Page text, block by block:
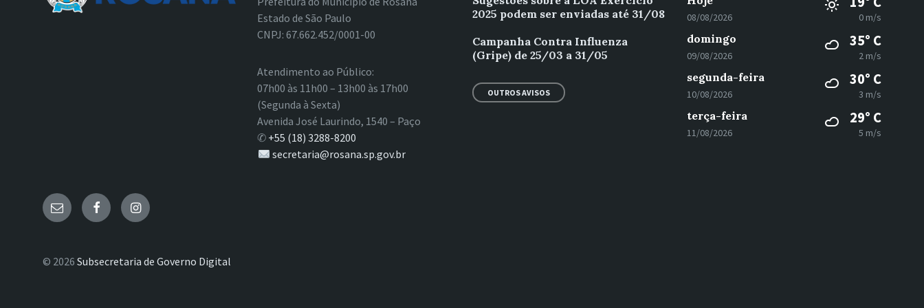
Estado de São Paulo
CNPJ: 67.662.452/0001-00
Atendimento ao Público:
07h00 às 11h00 – 13h00 às 17h00
(Segunda à Sexta)
Avenida José Laurindo, 1540 – Paço
✆ +55 (18) 3288-8200
secretaria@rosana.sp.gov.br
2025 podem ser enviadas até 31/08
Campanha Contra Influenza
(Gripe) de 25/03 a 31/05
OUTROS AVISOS
08/08/2026 0 m/s
domingo
09/08/2026
35° C
2 m/s
segunda-feira
10/08/2026
30° C
3 m/s
terça-feira
11/08/2026
29° C
5 m/s
E- FacebookInstagram
© 2026 Subsecretaria de Governo Digital